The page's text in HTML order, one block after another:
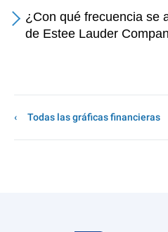
¿Con qué frecuencia se
de Estee Lauder
Todas las gráficas financieras